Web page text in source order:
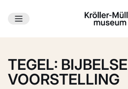
Ga naar hoofdinhoud
TEGEL: BIJBELSE
VOORSTELLING